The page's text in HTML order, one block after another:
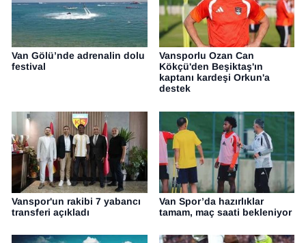
Van Gölü’nde adrenalin dolu
festival
Vansporlu Ozan Can
Kökçü'den Beşiktaş'ın
kaptanı kardeşi Orkun'a
destek
Vanspor'un rakibi 7 yabancı
transferi açıkladı
Van Spor’da hazırlıklar
tamam, maç saati bekleniyor